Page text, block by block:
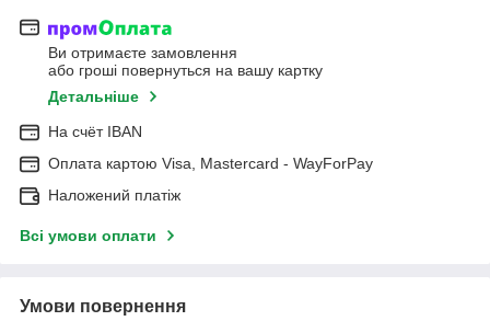
Ви отримаєте замовлення
або гроші повернуться на вашу картку
Детальніше
На cчёт IBAN
Оплата картою Visa, Mastercard - WayForPay
Наложений платіж
Всі умови оплати
Умови повернення